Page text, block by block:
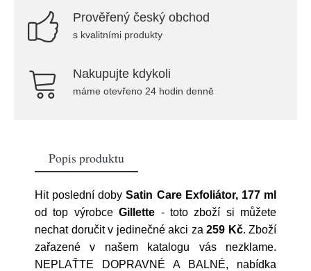
Prověřený český obchod
s kvalitními produkty
Nakupujte kdykoli
máme otevřeno 24 hodin denně
Popis produktu
Hit poslední dobySatin Care Exfoliátor, 177 ml
od top výrobceGillette - toto zboží si můžete
nechat doručit v jedinečné akci za 259 Kč. Zboží
zařazené v našem katalogu vás nezklame.
NEPLAŤTE DOPRAVNÉ A BALNÉ, nabídka